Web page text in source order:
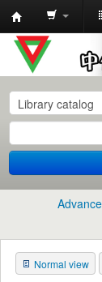
中
化
中
学
图
书
馆
目
录 Normal view